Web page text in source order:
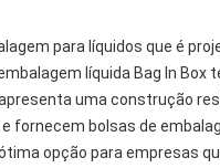
para líquidos que é
líquida Bag In
uma construção
fornecem bolsas de
opção para empresas